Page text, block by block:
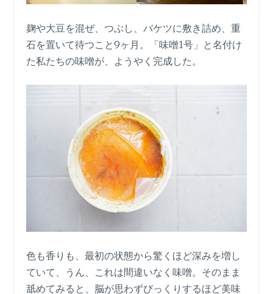
麹や大豆を混ぜ、つぶし、バケツに敷き詰め、重
石を置いて待つこと9ヶ月。「味噌1号」と名付け
た私たちの味噌が、ようやく完成した。
色も香りも、最初の状態から驚くほど深みを増し
ていて、うん、これは間違いなく味噌。そのまま
舐めてみると、脳が思わずびっくりするほど美味